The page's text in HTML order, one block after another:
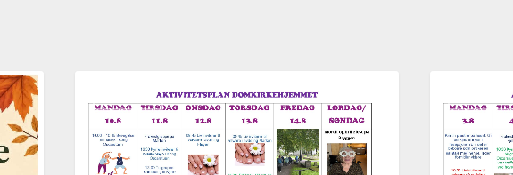
uke
2026
uke
2026